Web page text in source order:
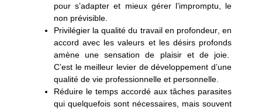
pour s’adapter et mieux gérer l’impromptu, le
non prévisible.
Privilégier la qualité du travail en profondeur, en
accord avec les valeurs et les désirs profonds
amène une sensation de plaisir et de joie.
C’est le meilleur levier de développement d’une
qualité de vie professionnelle et personnelle.
Réduire le temps accordé aux tâches parasites
qui quelquefois sont nécessaires, mais souvent